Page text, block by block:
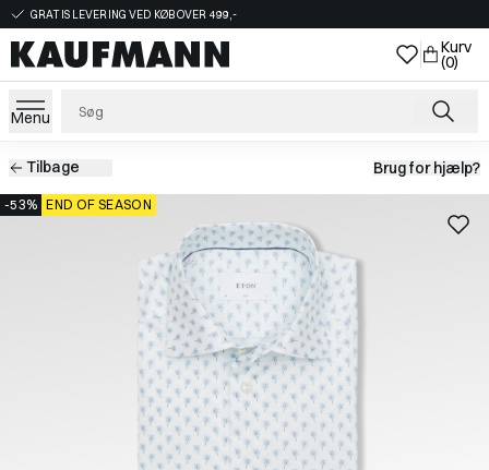
GRATIS LEVERING VED KØB OVER 499,-
Kurv
(0)
Menu
Tilbage Brug for hjælp?
-53% END OF SEASON